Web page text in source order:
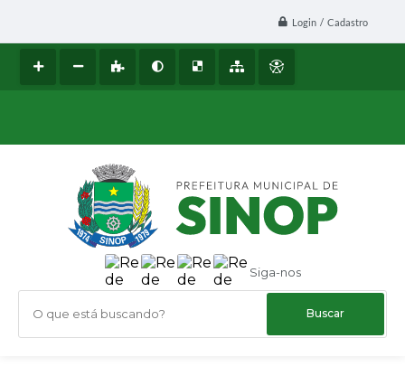
Login / Cadastro
Siga-nos
O que está buscando?